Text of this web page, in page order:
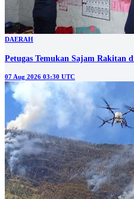
DAERAH
Petugas Temukan Sajam Rakitan
07 Aug 2026 03:30 UTC